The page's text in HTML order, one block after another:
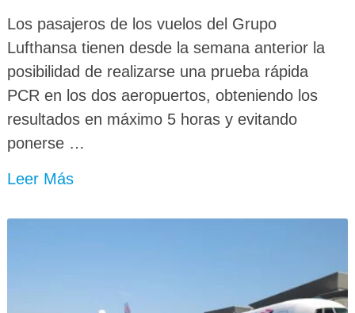
Los pasajeros de los vuelos del Grupo
Lufthansa tienen desde la semana anterior la
posibilidad de realizarse una prueba rápida
PCR en los dos aeropuertos, obteniendo los
resultados en máximo 5 horas y evitando
ponerse …
Leer Más